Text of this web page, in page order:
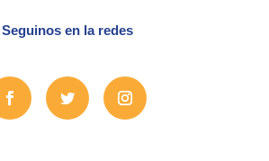
Seguinos en la redes